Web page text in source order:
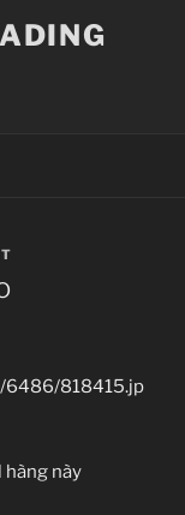
này